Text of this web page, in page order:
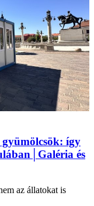
gyümölcsök: így
és
az állatokat is